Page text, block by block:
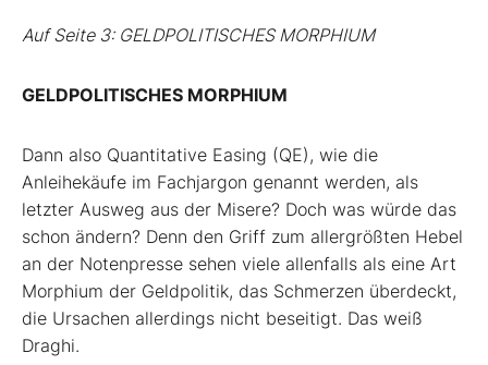
Auf Seite 3: GELDPOLITISCHES MORPHIUM
GELDPOLITISCHES MORPHIUM
Dann also Quantitative Easing (QE), wie die
Anleihekäufe im Fachjargon genannt werden, als
letzter Ausweg aus der Misere? Doch was würde das
schon ändern? Denn den Griff zum allergrößten Hebel
an der Notenpresse sehen viele allenfalls als eine Art
Morphium der Geldpolitik, das Schmerzen überdeckt,
die Ursachen allerdings nicht beseitigt. Das weiß
Draghi.